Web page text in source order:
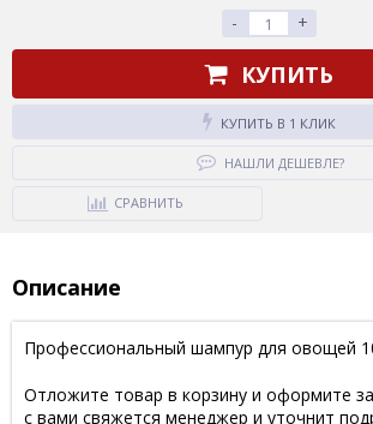
- +
КУПИТЬ
КУПИТЬ В 1 КЛИК
НАШЛИ ДЕШЕВЛЕ?
СРАВНИТЬ
Описание
Профессиональный шампур для овощей
Отложите товар в корзину и оформите
с вами свяжется менеджер и уточнит